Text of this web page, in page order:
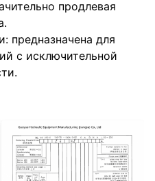
продлевая
предназначена для
с исключительной